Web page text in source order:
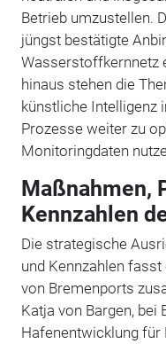
Betrieb umzustellen.
jüngst bestätigte
Wasserstoffkernnetz
hinaus stehen die
künstliche Intelligenz
Prozesse weiter zu
Monitoringdaten
Maßnahmen,
Kennzahlen
Die strategische
und Kennzahlen
von Bremenports
Katja von Bargen,
Hafenentwicklung für